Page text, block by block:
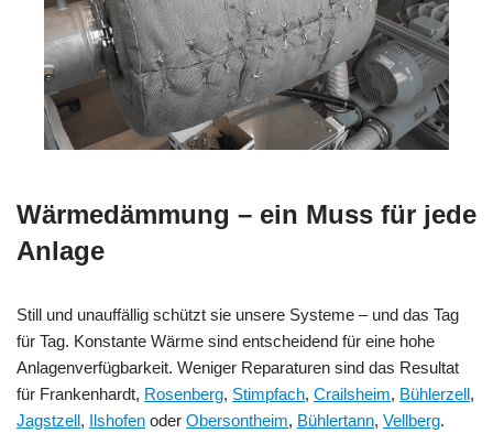
Wärmedämmung – ein Muss für jede
Anlage
Still und unauffällig schützt sie unsere Systeme – und das Tag
für Tag. Konstante Wärme sind entscheidend für eine hohe
Anlagenverfügbarkeit. Weniger Reparaturen sind das Resultat
für Frankenhardt, Rosenberg, Stimpfach, Crailsheim, Bühlerzell,
Jagstzell, Ilshofen oder Obersontheim, Bühlertann, Vellberg.